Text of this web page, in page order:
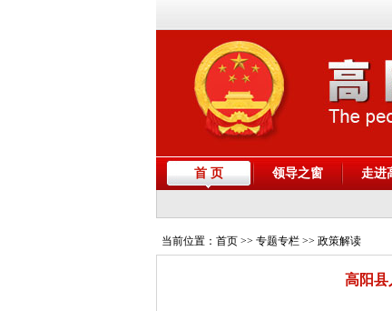
首 页 领导之窗 走进
当前位置： 首页 >> 专题专栏 >> 政策解读
高阳县